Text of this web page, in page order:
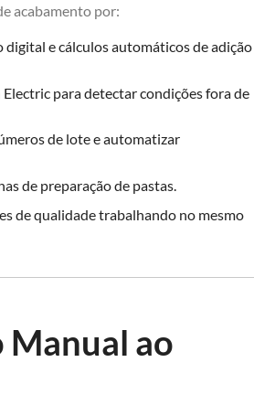
acabamento por:
digital e cálculos automáticos de adição
para detectar condições fora de
de lote e automatizar
de preparação de pastas.
de qualidade trabalhando no mesmo
Manual ao